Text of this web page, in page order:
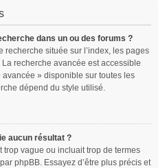
dans un ou des forums ?
recherche située sur l’index, les pages
recherche avancée est accessible
» disponible sur toutes les
dépend du style utilisé.
aucun résultat ?
vague ou incluait trop de termes
phpBB. Essayez d’être plus précis et